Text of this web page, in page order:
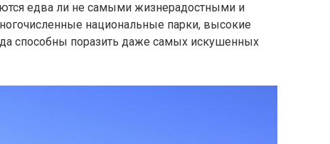
едва ли не самыми жизнерадостными и
национальные парки, высокие
способны поразить даже самых искушенных